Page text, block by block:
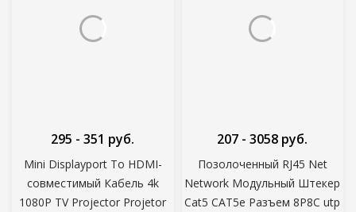
Mini Displayport To HDMI-
совместимый Кабель 4k
1080P TV Projector Projetor
295 - 351 руб.
Позолоченный RJ45 Net
Network Модульный Штекер
Cat5 CAT5e Разъем 8P8C utp
207 - 3058 руб.